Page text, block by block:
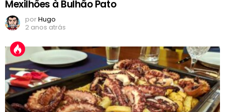
Mexilhões à Bulhão Pato
porHugo
2 anos atrás